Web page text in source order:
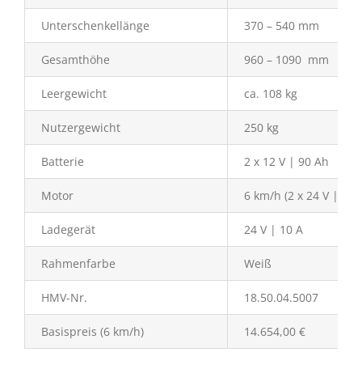
Unterschenkellänge 370 – 540 mm
Gesamthöhe 960 – 1090 mm
Leergewicht ca. 108 kg
Nutzergewicht 250 kg
Batterie 2 x 12 V | 90 Ah
Motor 6 km/h (2 x 24 V |
Ladegerät 24 V | 10 A
Rahmenfarbe Weiß
HMV-Nr. 18.50.04.5007
Basispreis (6 km/h) 14.654,00 €